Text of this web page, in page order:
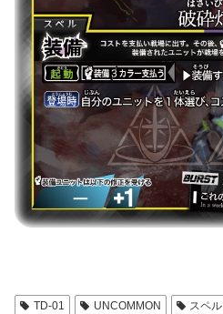
TD-01 UNCOMMON スペル